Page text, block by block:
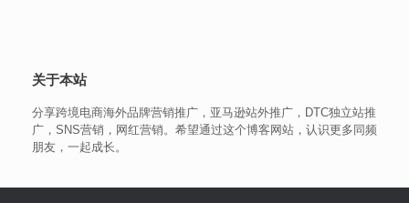
关于本站
分享跨境电商海外品牌营销推广，亚马逊站外推广，DTC独立站推
广，SNS营销，网红营销。希望通过这个博客网站，认识更多同频
朋友，一起成长。